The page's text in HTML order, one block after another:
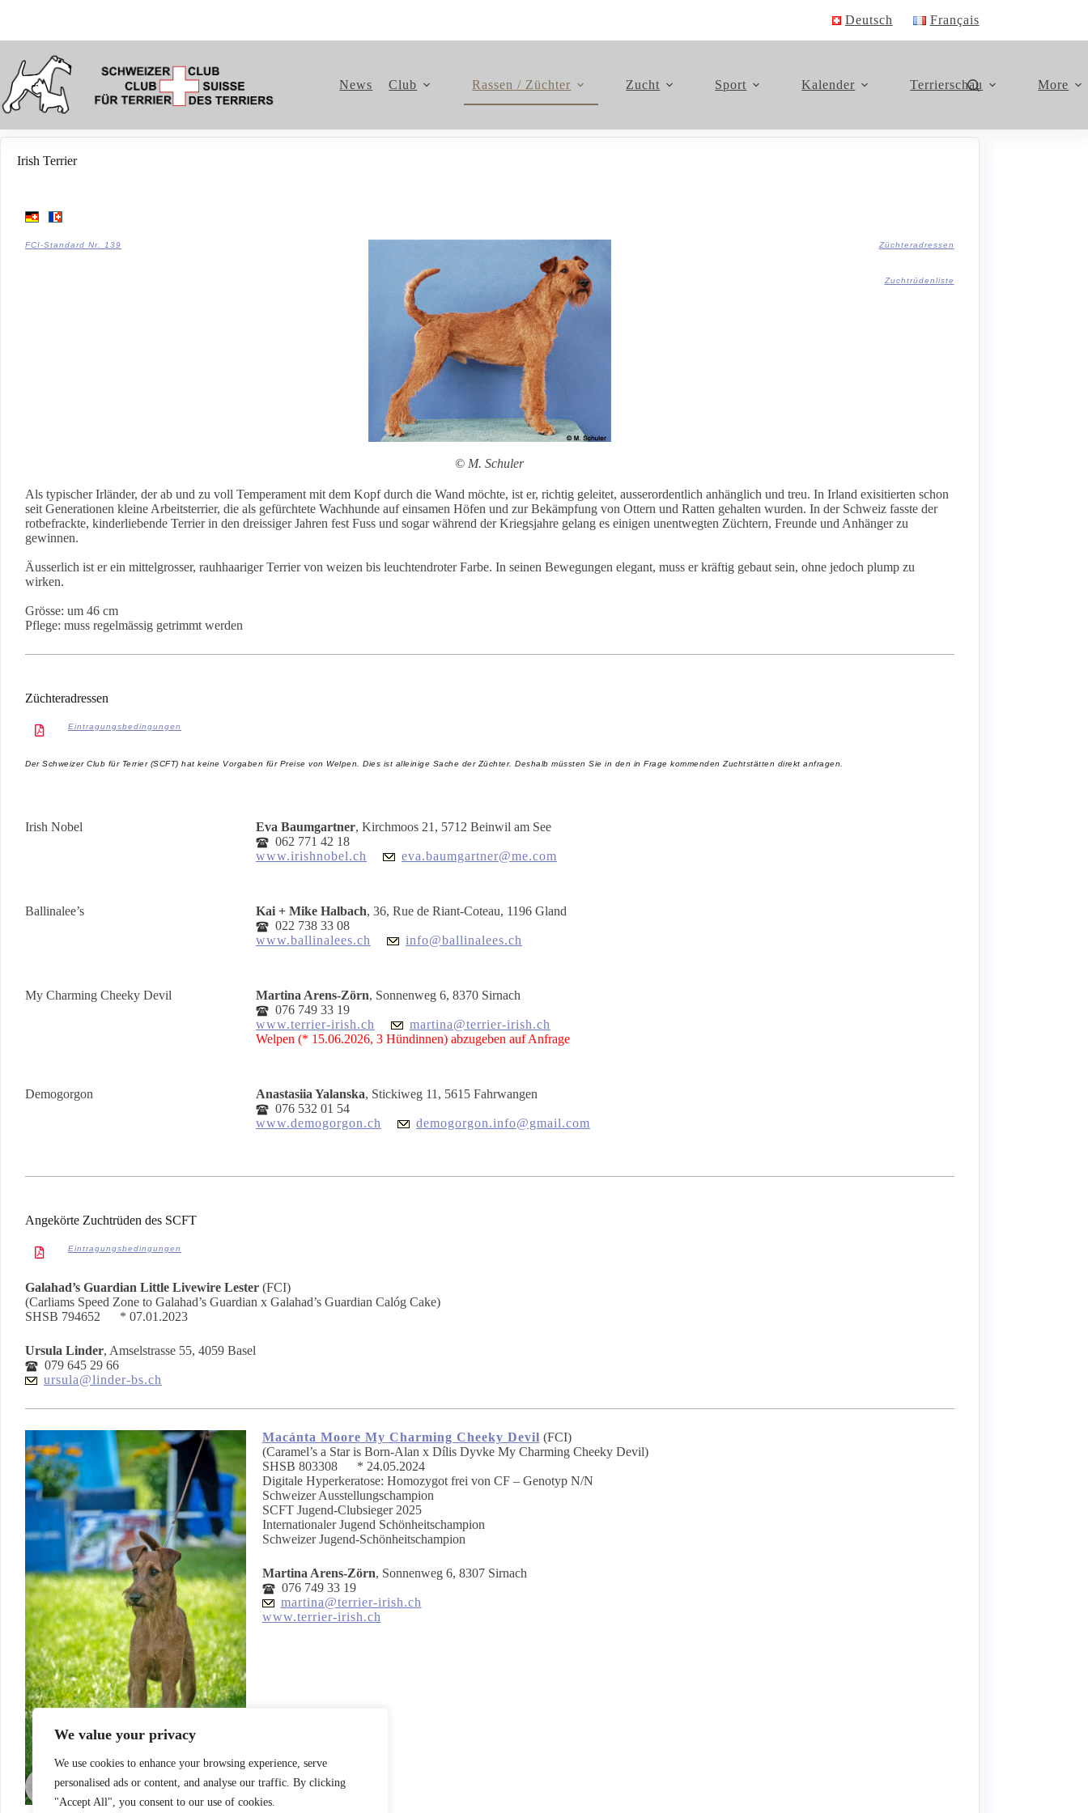
We value your privacy
We use cookies to enhance your browsing experience, serve
personalised ads or content, and analyse our traffic. By clicking
"Accept All", you consent to our use of cookies.
Deutsch Français
News Club Rassen / Züchter Zucht Sport Kalender Terrierschau More
Irish Terrier
FCI-Standard Nr. 139
© M. Schuler
Züchteradressen
Zuchtrüdenliste
Als typischer Irländer, der ab und zu voll Temperament mit dem Kopf durch die Wand möchte, ist er, richtig geleitet, ausserordentlich anhänglich und treu. In Irland exisitierten schon
seit Generationen kleine Arbeitsterrier, die als gefürchtete Wachhunde auf einsamen Höfen und zur Bekämpfung von Ottern und Ratten gehalten wurden. In der Schweiz fasste der
rotbefrackte, kinderliebende Terrier in den dreissiger Jahren fest Fuss und sogar während der Kriegsjahre gelang es einigen unentwegten Züchtern, Freunde und Anhänger zu
gewinnen.
Äusserlich ist er ein mittelgrosser, rauhhaariger Terrier von weizen bis leuchtendroter Farbe. In seinen Bewegungen elegant, muss er kräftig gebaut sein, ohne jedoch plump zu
wirken.
Grösse: um 46 cm
Pflege: muss regelmässig getrimmt werden
Züchteradressen
Eintragungsbedingungen
Der Schweizer Club für Terrier (SCFT) hat keine Vorgaben für Preise von Welpen. Dies ist alleinige Sache der Züchter. Deshalb müssten Sie in den in Frage kommenden Zuchtstätten direkt anfragen.
Irish Nobel Eva Baumgartner, Kirchmoos 21, 5712 Beinwil am See
062 771 42 18
www.irishnobel.ch
eva.baumgartner@me.com
Ballinalee’s Kai + Mike Halbach, 36, Rue de Riant-Coteau, 1196 Gland
022 738 33 08
www.ballinalees.ch
info@ballinalees.ch
My Charming Cheeky Devil Martina Arens-Zörn, Sonnenweg 6, 8370 Sirnach
076 749 33 19
www.terrier-irish.ch
martina@terrier-irish.ch
Welpen (* 15.06.2026, 3 Hündinnen) abzugeben auf Anfrage
Demogorgon Anastasiia Yalanska, Stickiweg 11, 5615 Fahrwangen
076 532 01 54
www.demogorgon.ch
demogorgon.info@gmail.com
Angekörte Zuchtrüden des SCFT
Eintragungsbedingungen
Galahad’s Guardian Little Livewire Lester (FCI)
(Carliams Speed Zone to Galahad’s Guardian x Galahad’s Guardian Calóg Cake)
SHSB 794652 * 07.01.2023
Ursula Linder, Amselstrasse 55, 4059 Basel
079 645 29 66
ursula@linder-bs.ch
Macánta Moore My Charming Cheeky Devil (FCI)
(Caramel’s a Star is Born-Alan x Dílis Dyvke My Charming Cheeky Devil)
SHSB 803308 * 24.05.2024
Digitale Hyperkeratose: Homozygot frei von CF – Genotyp N/N
Schweizer Ausstellungschampion
SCFT Jugend-Clubsieger 2025
Internationaler Jugend Schönheitschampion
Schweizer Jugend-Schönheitschampion
Martina Arens-Zörn, Sonnenweg 6, 8307 Sirnach
076 749 33 19
martina@terrier-irish.ch
www.terrier-irish.ch